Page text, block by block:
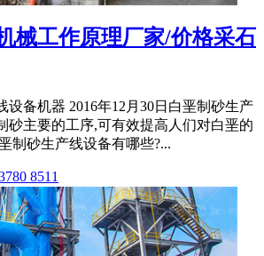
械工作原理厂家/价格采石
设备机器 2016年12月30日白垩制砂生产
砂主要的工序,可有效提高人们对白垩的
制砂生产线设备有哪些?...
8511